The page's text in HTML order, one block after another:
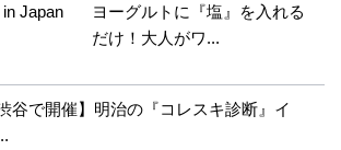
in Japan
ヨーグルトに『塩』を入れる
だけ！大人がワ...
渋谷で開催】明治の『コレスキ診断』イ